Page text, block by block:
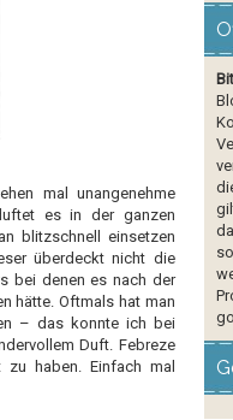
mal unangenehme
es in der ganzen
blitzschnell einsetzen
überdeckt nicht die
bei denen es nach der
hätte. Oftmals hat man
– das konnte ich bei
Duft. Febreze
haben. Einfach mal